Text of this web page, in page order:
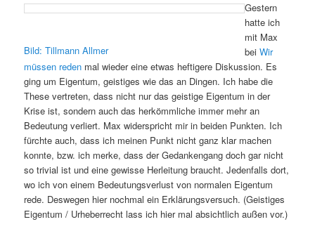
Bild: Tillmann Allmer
Gestern
hatte ich
mit Max
beiWir
müssen reden mal wieder eine etwas heftigere Diskussion. Es
ging um Eigentum, geistiges wie das an Dingen. Ich habe die
These vertreten, dass nicht nur das geistige Eigentum in der
Krise ist, sondern auch das herkömmliche immer mehr an
Bedeutung verliert. Max widerspricht mir in beiden Punkten. Ich
fürchte auch, dass ich meinen Punkt nicht ganz klar machen
konnte, bzw. ich merke, dass der Gedankengang doch gar nicht
so trivial ist und eine gewisse Herleitung braucht. Jedenfalls dort,
wo ich von einem Bedeutungsverlust von normalen Eigentum
rede. Deswegen hier nochmal ein Erklärungsversuch. (Geistiges
Eigentum / Urheberrecht lass ich hier mal absichtlich außen vor.)